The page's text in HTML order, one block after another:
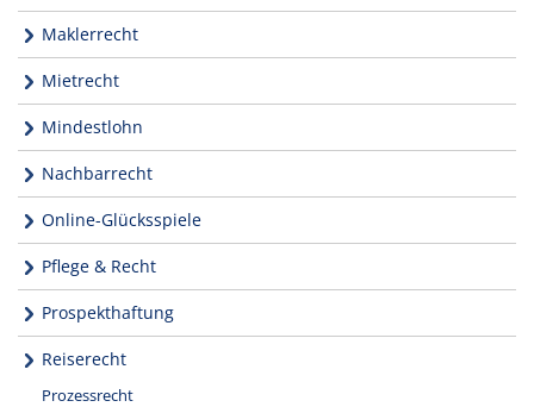
Maklerrecht
Mietrecht
Mindestlohn
Nachbarrecht
Online-Glücksspiele
Pflege & Recht
Prospekthaftung
Reiserecht
Prozessrecht